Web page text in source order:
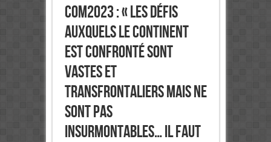
CoM2023 : « Les défis
auxquels le continent
est confronté sont
vastes et
transfrontaliers mais ne
sont pas
insurmontables… Il faut